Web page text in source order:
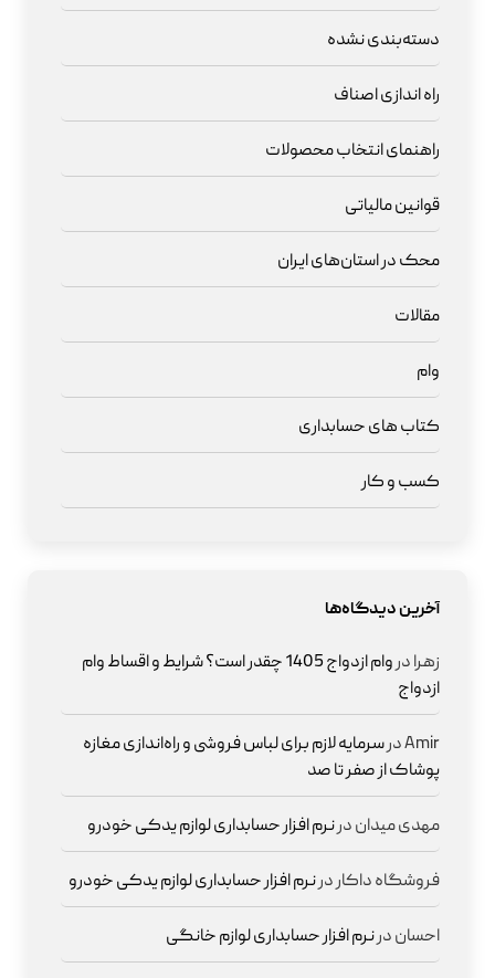
دسته‌بندی نشده
راه اندازی اصناف
راهنمای انتخاب محصولات
قوانین مالیاتی
محک در استان‌های ایران
مقالات
وام
کتاب های حسابداری
کسب و کار
آخرین دیدگاه‌ها
زهرادر
وام ازدواج 1405 چقدر است؟ شرایط و اقساط وام
ازدواج
Amirدرسرمایه لازم برای لباس فروشی و راه‌اندازی مغازه
پوشاک از صفر تا صد
مهدی میداندرنرم افزار حسابداری لوازم یدکی خودرو
فروشگاه داکاردرنرم افزار حسابداری لوازم یدکی خودرو
احساندرنرم افزار حسابداری لوازم خانگی